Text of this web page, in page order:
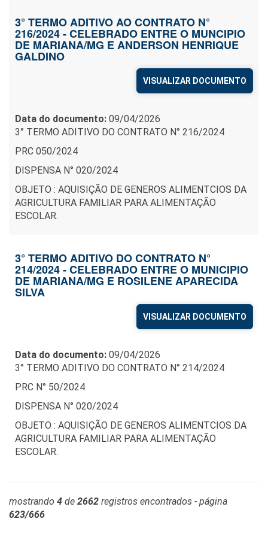
3° TERMO ADITIVO AO CONTRATO N°
216/2024 - CELEBRADO ENTRE O MUNCIPIO
DE MARIANA/MG E ANDERSON HENRIQUE
GALDINO
VISUALIZAR DOCUMENTO
Data do documento: 09/04/2026
3° TERMO ADITIVO DO CONTRATO N° 216/2024
PRC 050/2024
DISPENSA N° 020/2024
OBJETO : AQUISIÇÃO DE GENEROS ALIMENTCIOS DA
AGRICULTURA FAMILIAR PARA ALIMENTAÇÃO
ESCOLAR.
3° TERMO ADITIVO DO CONTRATO N°
214/2024 - CELEBRADO ENTRE O MUNICIPIO
DE MARIANA/MG E ROSILENE APARECIDA
SILVA
VISUALIZAR DOCUMENTO
Data do documento: 09/04/2026
3° TERMO ADITIVO DO CONTRATO N° 214/2024
PRC N° 50/2024
DISPENSA N° 020/2024
OBJETO : AQUISIÇÃO DE GENEROS ALIMENTCIOS DA
AGRICULTURA FAMILIAR PARA ALIMENTAÇÃO
ESCOLAR.
mostrando 4 de 2662 registros encontrados - página
623/666